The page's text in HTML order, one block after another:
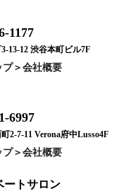
1177
13-12 渋谷本町ビル7F
プ 会社概要
6997
2-7-11 Verona府中Lusso4F
プ 会社概要
ートサロン